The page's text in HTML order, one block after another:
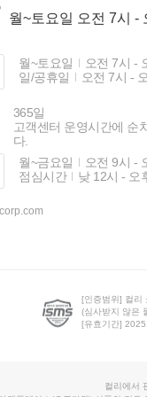
월~토요일 오전 7시 -
월~토요일
오전 7시 -
일/공휴일
오전 7시 -
365일
고객센터 운영시간에 순
다.
월~금요일
오전 9시 -
점심시간
낮 12시 - 오
[인증범위] 컬리
(심사받지 않은
[유효기간]
컬리에서